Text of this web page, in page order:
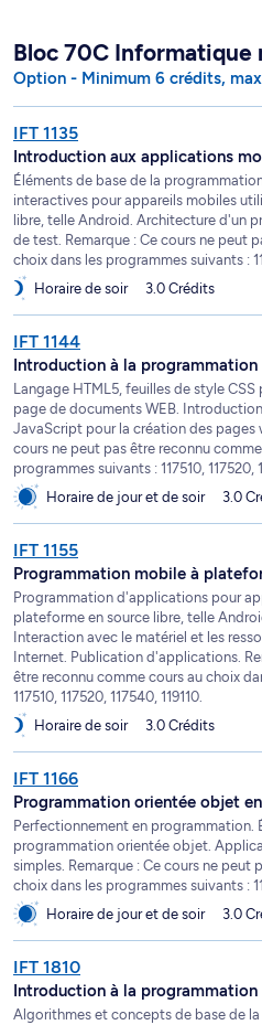
Bloc 70C Informatique
Option - Minimum 6 crédits,
IFT 1135
Introduction aux applications
Éléments de base de la
interactives pour appareils mobiles
libre, telle Android. Architecture d'un
de test. Remarque : Ce cours ne peut
choix dans les programmes suivants :
Horaire de soir
3.0 Crédits
IFT 1144
Introduction à la
Langage HTML5, feuilles de style
page de documents WEB.
JavaScript pour la création des pages
cours ne peut pas être reconnu
programmes suivants : 117510, 117520,
Horaire de jour et de soir
3.0
IFT 1155
Programmation mobile à
Programmation d'applications pour
plateforme en source libre, telle
Interaction avec le matériel et les
Internet. Publication d'applications.
être reconnu comme cours au choix
117510, 117520, 117540, 119110.
Horaire de soir
3.0 Crédits
IFT 1166
Programmation orientée objet
Perfectionnement en programmation.
programmation orientée objet.
simples. Remarque : Ce cours ne peut
choix dans les programmes suivants :
Horaire de jour et de soir
3.0
IFT 1810
Introduction à la programmation
Algorithmes et concepts de base de